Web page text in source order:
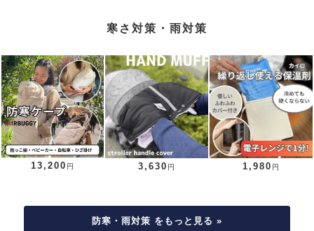
寒さ対策・雨対策
13,200 円 3,630 円 1,980 円
防寒・雨対策 をもっと見る »